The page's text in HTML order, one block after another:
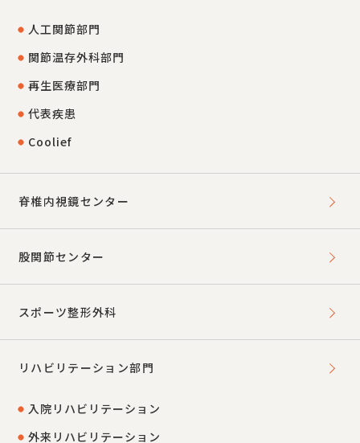
人工関節部門
関節温存外科部門
再生医療部門
代表疾患
Coolief
脊椎内視鏡センター
股関節センター
スポーツ整形外科
リハビリテーション部門
入院リハビリテーション
外来リハビリテーション